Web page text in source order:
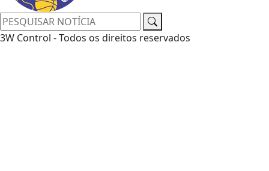
3W Control - Todos os direitos reservados